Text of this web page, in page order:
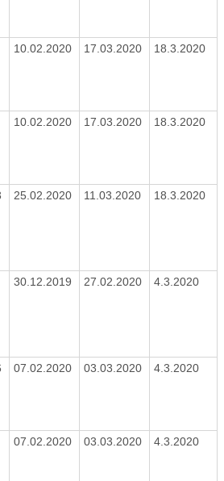
10.02.2020 17.03.2020 18.3.2020
10.02.2020 17.03.2020 18.3.2020
25.02.2020 11.03.2020 18.3.2020
30.12.2019 27.02.2020 4.3.2020
07.02.2020 03.03.2020 4.3.2020
07.02.2020 03.03.2020 4.3.2020